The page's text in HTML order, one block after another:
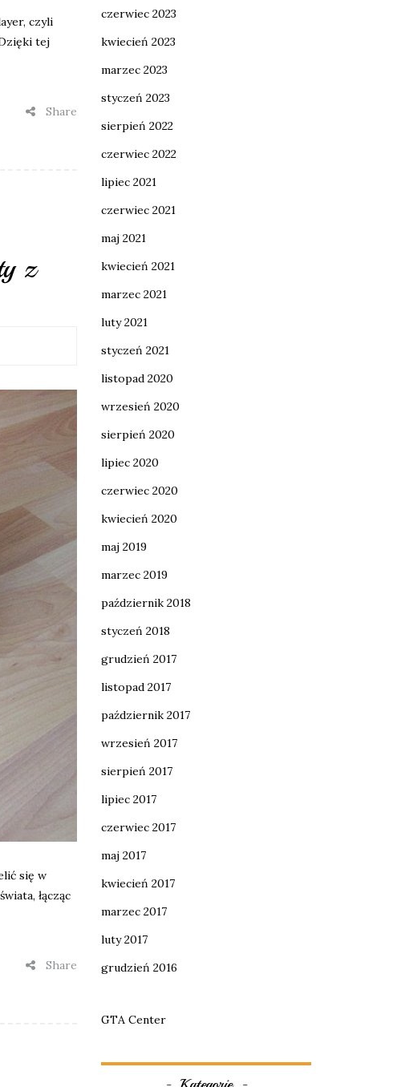
czyli
tej
Share
z
się w
łącząc
Share
czerwiec 2023
kwiecień 2023
marzec 2023
styczeń 2023
sierpień 2022
czerwiec 2022
lipiec 2021
czerwiec 2021
maj 2021
kwiecień 2021
marzec 2021
luty 2021
styczeń 2021
listopad 2020
wrzesień 2020
sierpień 2020
lipiec 2020
czerwiec 2020
kwiecień 2020
maj 2019
marzec 2019
październik 2018
styczeń 2018
grudzień 2017
listopad 2017
październik 2017
wrzesień 2017
sierpień 2017
lipiec 2017
czerwiec 2017
maj 2017
kwiecień 2017
marzec 2017
luty 2017
grudzień 2016
GTA Center